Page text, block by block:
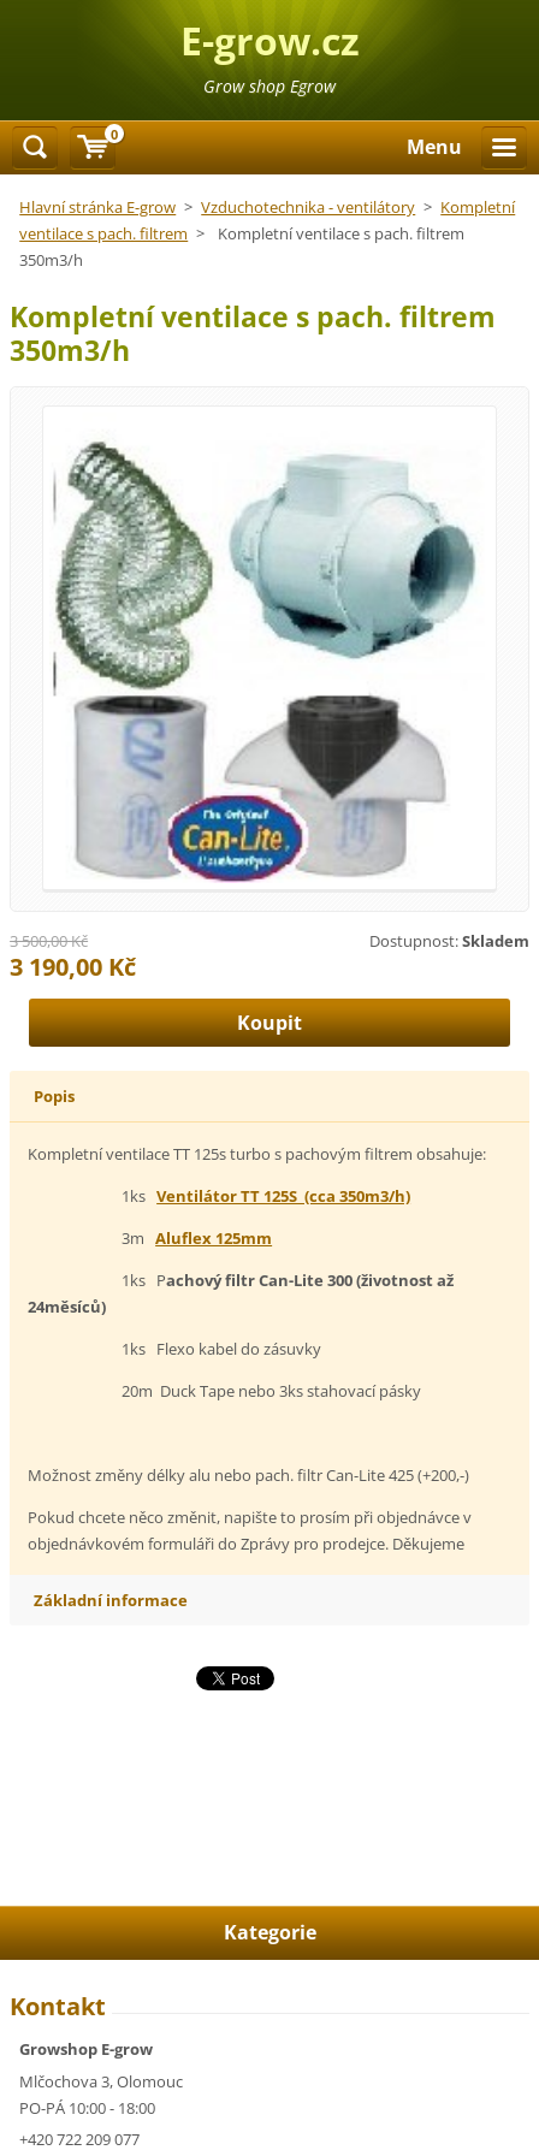
E-grow.cz
Grow shop Egrow
Menu
Hlavní stránka E-grow > Vzduchotechnika - ventilátory > Kompletní
ventilace s pach. filtrem >
Kompletní ventilace s pach. filtrem
350m3/h
Kompletní ventilace s pach. filtrem
350m3/h
Dostupnost:Skladem
3 500,00 Kč
3 190,00 Kč
Popis
Kompletní ventilace TT 125s turbo s pachovým filtrem obsahuje:
1ksVentilátor TT 125S (cca 350m3/h)
3mAluflex 125mm
1ks Pachový filtr Can-Lite 300 (životnost až
24měsíců)
1ks Flexo kabel do zásuvky
20m Duck Tape nebo 3ks stahovací pásky
Možnost změny délky alu nebo pach. filtr Can-Lite 425 (+200,-)
Pokud chcete něco změnit, napište to prosím při objednávce v
objednávkovém formuláři do Zprávy pro prodejce. Děkujeme
Základní informace
Kategorie
Kontakt
Growshop E-grow
Mlčochova 3, Olomouc
PO-PÁ 10:00 - 18:00
+420 722 209 077
0